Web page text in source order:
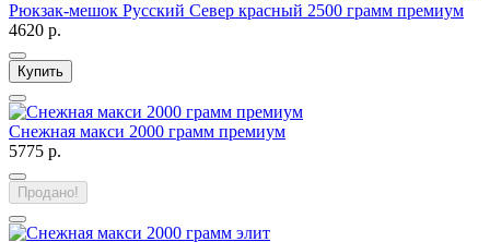
Рюкзак-мешок Русский Север красный 2500 грамм премиум
4620 р.
Купить
Снежная макси 2000 грамм премиум
5775 р.
Продано!